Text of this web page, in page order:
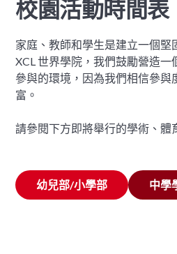
校園活動時間表
家庭、教師和學生是建立一個堅
XCL 世界學院，我們鼓勵營造
參與的環境，因為我們相信參與
富。
請參閱下方即將舉行的學術、體
幼兒部/小學部 中學